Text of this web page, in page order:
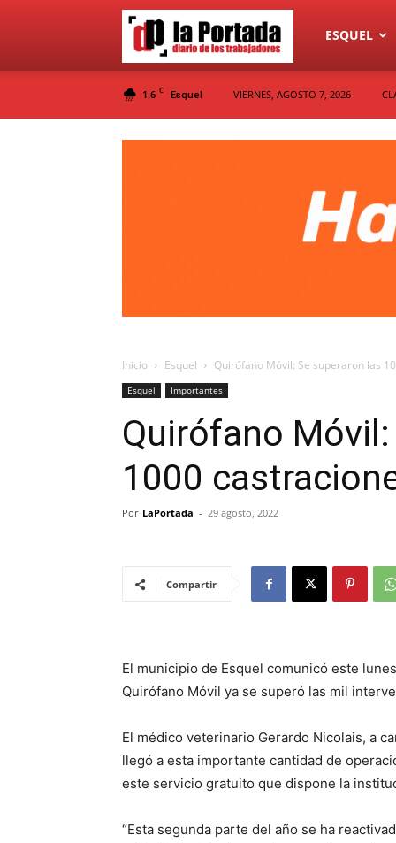
Diario
La
ESQUEL
1.6 C Esquel VIERNES, AGOSTO 7, 2026
Inicio Esquel Quirófano Móvil: Se superaron las
Esquel Importantes
Quirófano
1000
Por LaPortada - 29 agosto, 2022
Compartir
El municipio de Esquel comunicó este
Quirófano Móvil ya se superó las mil
El médico veterinario Gerardo Nicolais, a
llegó a esta importante cantidad de
este servicio gratuito que dispone la
“Esta segunda parte del año se ha